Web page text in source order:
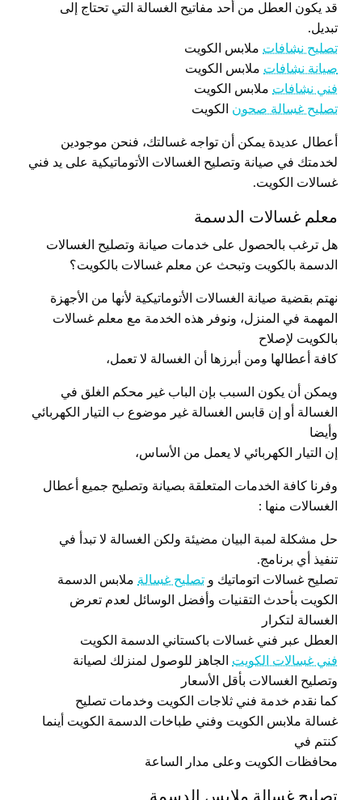
قد يكون العطل من أحد مفاتيح الغسالة التي تحتاج إلى
تبديل.
تصليح نشافات ملابس الكويت
صيانة نشافات ملابس الكويت
فني نشافات ملابس الكويت
تصليح غسالة صحون الكويت
أعطال عديدة يمكن أن تواجه غسالتك، فنحن موجودين
لخدمتك في صيانة وتصليح الغسالات الأتوماتيكية على يد فني
غسالات الكويت.
معلم غسالات الدسمة
هل ترغب بالحصول على خدمات صيانة وتصليح الغسالات
الدسمة بالكويت وتبحث عن معلم غسالات بالكويت؟
نهتم بقضية صيانة الغسالات الأتوماتيكية لأنها من الأجهزة
المهمة في المنزل، ونوفر هذه الخدمة مع معلم غسالات
بالكويت لإصلاح
كافة أعطالها ومن أبرزها أن الغسالة لا تعمل،
ويمكن أن يكون السبب بإن الباب غير محكم الغلق في
الغسالة أو إن قابس الغسالة غير موضوع ب التيار الكهربائي
وأيضا
إن التيار الكهربائي لا يعمل من الأساس،
وفرنا كافة الخدمات المتعلقة بصيانة وتصليح جميع أعطال
الغسالات منها :
حل مشكلة لمبة البيان مضيئة ولكن الغسالة لا تبدأ في
تنفيذ أي برنامج.
تصليح غسالات اتوماتيك و تصليح غسالة ملابس الدسمة
الكويت بأحدث التقنيات وأفضل الوسائل لعدم تعرض
الغسالة لتكرار
العطل عبر فني غسالات باكستاني الدسمة الكويت
فني غسالات الكويت الجاهز للوصول لمنزلك لصيانة
وتصليح الغسالات بأقل الأسعار
كما نقدم خدمة فني ثلاجات الكويت وخدمات تصليح
غسالة ملابس الكويت وفني طباخات الدسمة الكويت أينما
كنتم في
محافظات الكويت وعلى مدار الساعة
تصليح غسالة ملابس الدسمة